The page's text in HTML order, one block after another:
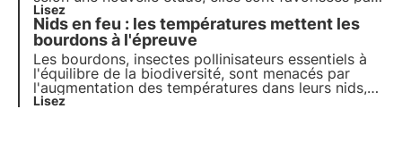
la fonte rapide des glaciers induite par le
changement climatique.
Lisez
Nids en feu : les températures mettent les
bourdons à l'épreuve
Les bourdons, insectes pollinisateurs essentiels à
l'équilibre de la biodiversité, sont menacés par
l'augmentation des températures dans leurs nids,
car ils se comportent comme des
Lisez